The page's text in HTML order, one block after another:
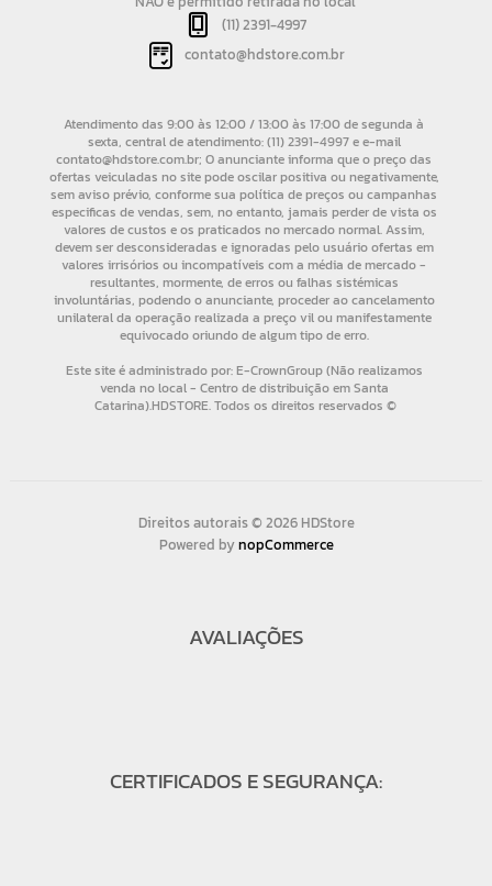
(11) 2391-4997
contato@hdstore.com.br
Direitos autorais © 2026 HDStore
Powered bynopCommerce
AVALIAÇÕES
CERTIFICADOS E SEGURANÇA: